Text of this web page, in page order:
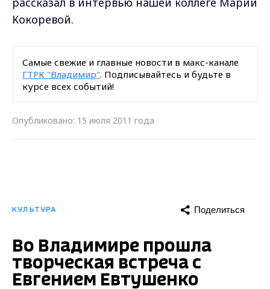
Кокоревой.
Самые свежие и главные новости в макс-канале
ГТРК "Владимир". Подписывайтесь и будьте в
курсе всех событий!
Опубликовано: 15 июля 2011 года
КУЛЬТУРА Поделиться
Во Владимире прошла
творческая встреча с
Евгением Евтушенко